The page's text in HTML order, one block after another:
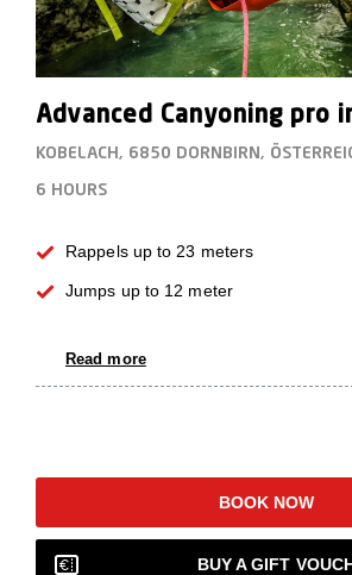
Advanced Canyoning pro
KOBELACH, 6850 DORNBIRN,
6 HOURS
Rappels up to 23 meters
Jumps up to 12 meter
Read more
BOOK NOW
BUY A GIFT